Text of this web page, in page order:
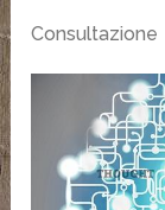
Consultazione